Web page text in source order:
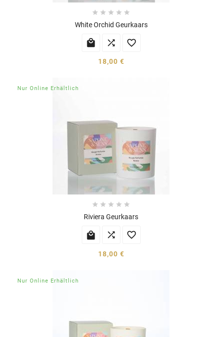
    
White Orchid Geurkaars
  
18,00 €
Nur Online Erhältlich
    
Riviera Geurkaars
  
18,00 €
Nur Online Erhältlich